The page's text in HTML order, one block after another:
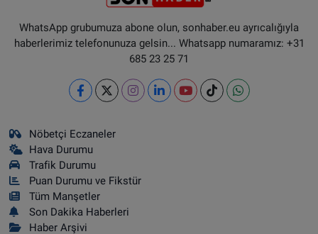
WhatsApp grubumuza abone olun, sonhaber.eu ayrıcalığıyla
haberlerimiz telefonunuza gelsin... Whatsapp numaramız: +31
685 23 25 71
Nöbetçi Eczaneler
Hava Durumu
Trafik Durumu
Puan Durumu ve Fikstür
Tüm Manşetler
Son Dakika Haberleri
Haber Arşivi